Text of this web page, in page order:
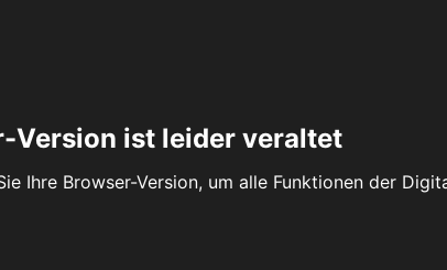
Version ist leider veraltet
Ihre Browser-Version, um alle Funktionen der